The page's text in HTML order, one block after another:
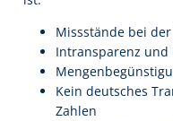
Missstände bei
Intransparenz und
Kein deutsches
Zahlen